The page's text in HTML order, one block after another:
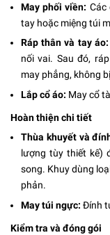
May phối viền: Các
tay hoặc miệng túi
Ráp thân và tay áo:
nối vai. Sau đó,
may phẳng, không
Lắp cổ áo: May cổ
Hoàn thiện chi tiết
Thùa khuyết và
lượng tùy thiết kế)
song. Khuy dùng
phản.
May túi ngực: Đính
Kiểm tra và đóng gói